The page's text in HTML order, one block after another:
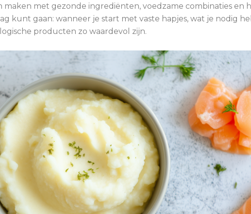
met gezonde ingrediënten, voedzame combinaties en
kunt gaan: wanneer je start met vaste hapjes, wat je nodig
producten zo waardevol zijn.